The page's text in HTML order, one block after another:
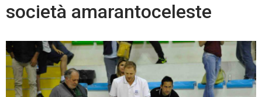
società amarantoceleste